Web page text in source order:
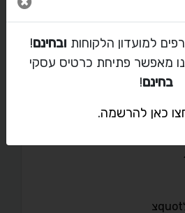
למועדון הלקוחות ובחינם!
מאפשר פתיחת כרטיס עסקי
בחינם!
כאן להרשמה.